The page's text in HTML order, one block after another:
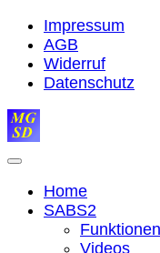
Impressum
AGB
Widerruf
Datenschutz
Home
SABS2
Funktionen
Videos